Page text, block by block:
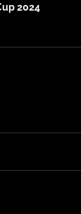
2024